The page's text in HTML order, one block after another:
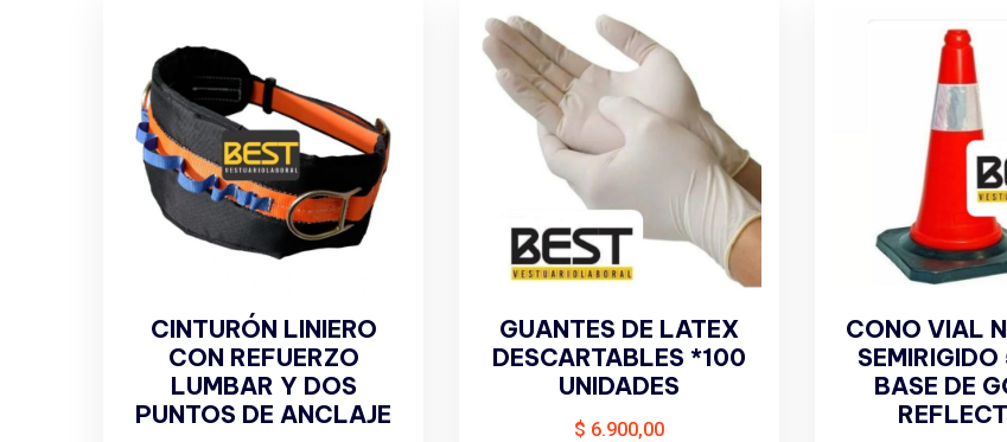
CINTURÓN LINIERO
CON REFUERZO
LUMBAR Y DOS
PUNTOS DE ANCLAJE
GUANTES DE LATEX
DESCARTABLES *100
UNIDADES
$ 6.900,00
CONO VIAL
BASE DE